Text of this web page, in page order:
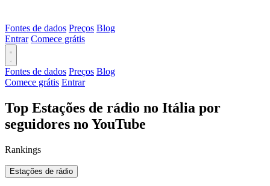
Fontes de dados Preços Blog
Entrar Comece grátis
Fontes de dados Preços Blog
Comece grátis Entrar
Top Estações de rádio no Itália por
seguidores no YouTube
Rankings
Estações de rádio